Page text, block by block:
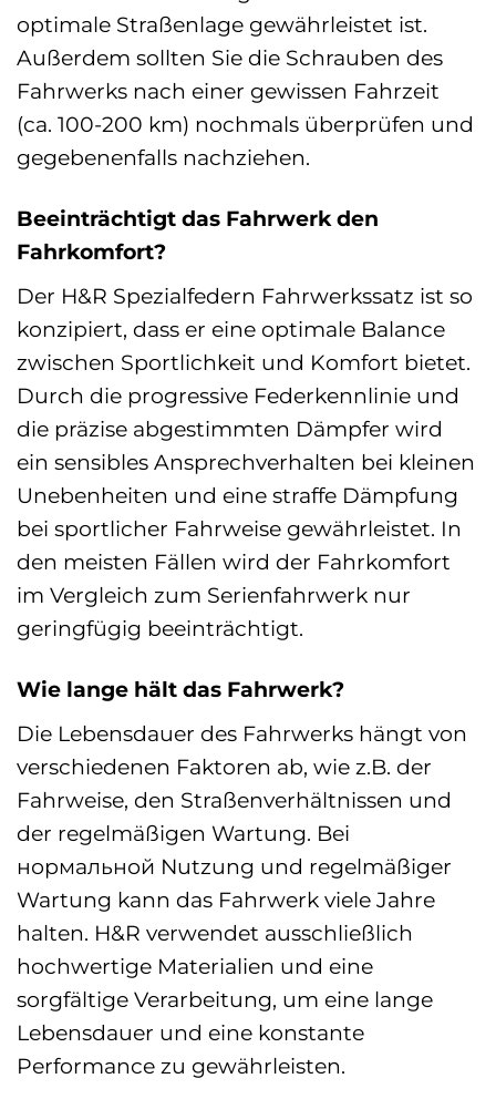
optimale Straßenlage gewährleistet ist.
Außerdem sollten Sie die Schrauben des
Fahrwerks nach einer gewissen Fahrzeit
(ca. 100-200 km) nochmals überprüfen und
gegebenenfalls nachziehen.
Beeinträchtigt das Fahrwerk den
Fahrkomfort?
Der H&R Spezialfedern Fahrwerkssatz ist so
konzipiert, dass er eine optimale Balance
zwischen Sportlichkeit und Komfort bietet.
Durch die progressive Federkennlinie und
die präzise abgestimmten Dämpfer wird
ein sensibles Ansprechverhalten bei kleinen
Unebenheiten und eine straffe Dämpfung
bei sportlicher Fahrweise gewährleistet. In
den meisten Fällen wird der Fahrkomfort
im Vergleich zum Serienfahrwerk nur
geringfügig beeinträchtigt.
Wie lange hält das Fahrwerk?
Die Lebensdauer des Fahrwerks hängt von
verschiedenen Faktoren ab, wie z.B. der
Fahrweise, den Straßenverhältnissen und
der regelmäßigen Wartung. Bei
нормальной Nutzung und regelmäßiger
Wartung kann das Fahrwerk viele Jahre
halten. H&R verwendet ausschließlich
hochwertige Materialien und eine
sorgfältige Verarbeitung, um eine lange
Lebensdauer und eine konstante
Performance zu gewährleisten.